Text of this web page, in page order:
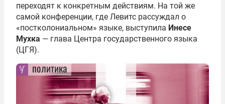
переходят к конкретным действиям. На той же
самой конференции, где Левитс рассуждал о
«постколониальном» языке, выступила Инесе
Мухка — глава Центра государственного языка
(ЦГЯ).
политика